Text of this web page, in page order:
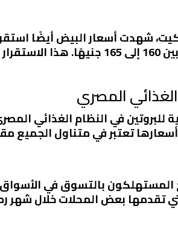
بينما كرتونة البيض الأحمر
المصري
للبروتين في النظام الغذائي
تعتبر في متناول الجميع
المستهلكون بالتسوق في
تقدمها بعض المحلات خلال شهر